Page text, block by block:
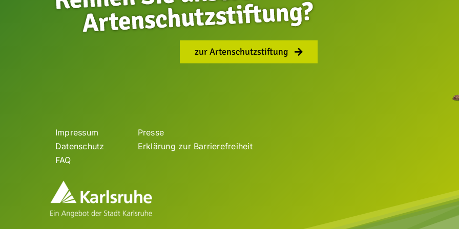
zur Artenschutzstiftung
Impressum
Datenschutz
FAQ
Presse
Erklärung zur Barrierefreiheit